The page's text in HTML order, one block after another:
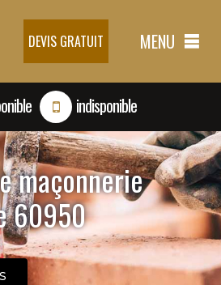
DEVIS GRATUIT MENU
indisponible
maçonnerie
60950